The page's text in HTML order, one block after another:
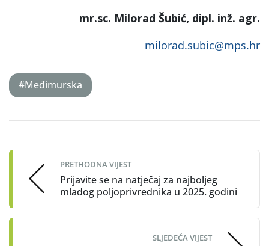
mr.sc. Milorad Šubić, dipl. inž. agr.
milorad.subic@mps.hr
#Međimurska
navigation
PRETHODNA VIJEST
Prijavite se na natječaj za najboljeg
mladog poljoprivrednika u 2025. godini
SLJEDEĆA VIJEST